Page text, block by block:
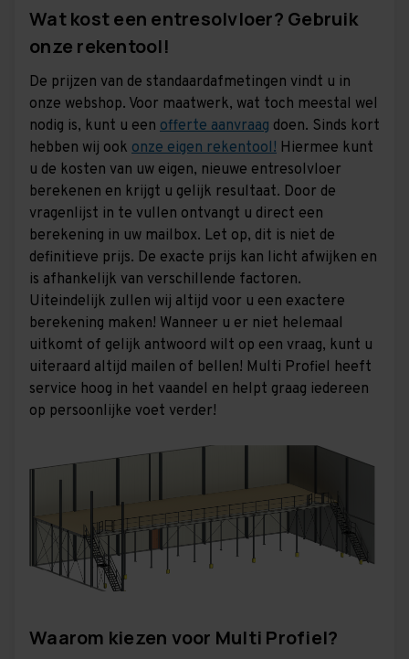
Wat kost een entresolvloer? Gebruik
onze rekentool!
De prijzen van de standaardafmetingen vindt u in
onze webshop. Voor maatwerk, wat toch meestal wel
nodig is, kunt u een offerte aanvraag doen. Sinds kort
hebben wij ook onze eigen rekentool! Hiermee kunt
u de kosten van uw eigen, nieuwe entresolvloer
berekenen en krijgt u gelijk resultaat. Door de
vragenlijst in te vullen ontvangt u direct een
berekening in uw mailbox. Let op, dit is niet de
definitieve prijs. De exacte prijs kan licht afwijken en
is afhankelijk van verschillende factoren.
Uiteindelijk zullen wij altijd voor u een exactere
berekening maken! Wanneer u er niet helemaal
uitkomt of gelijk antwoord wilt op een vraag, kunt u
uiteraard altijd mailen of bellen! Multi Profiel heeft
service hoog in het vaandel en helpt graag iedereen
op persoonlijke voet verder!
Waarom kiezen voor Multi Profiel?